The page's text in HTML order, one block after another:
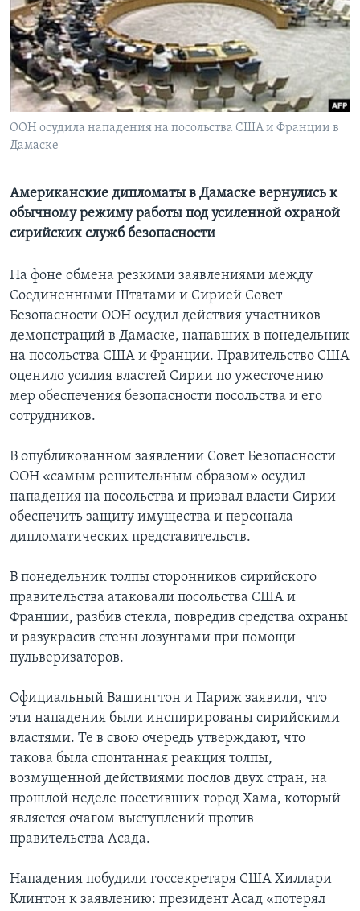
Learning English
СОЦИАЛЬНЫЕ СЕТИ
Языки
ООН осудила нападения на посольства США и Франции в
Дамаске
Американские дипломаты в Дамаске вернулись к
обычному режиму работы под усиленной охраной
сирийских служб безопасности
На фоне обмена резкими заявлениями между
Соединенными Штатами и Сирией Совет
Безопасности ООН осудил действия участников
демонстраций в Дамаске, напавших в понедельник
на посольства США и Франции. Правительство США
оценило усилия властей Сирии по ужесточению
мер обеспечения безопасности посольства и его
сотрудников.
В опубликованном заявлении Совет Безопасности
ООН «самым решительным образом» осудил
нападения на посольства и призвал власти Сирии
обеспечить защиту имущества и персонала
дипломатических представительств.
В понедельник толпы сторонников сирийского
правительства атаковали посольства США и
Франции, разбив стекла, повредив средства охраны
и разукрасив стены лозунгами при помощи
пульверизаторов.
Официальный Вашингтон и Париж заявили, что
эти нападения были инспирированы сирийскими
властями. Те в свою очередь утверждают, что
такова была спонтанная реакция толпы,
возмущенной действиями послов двух стран, на
прошлой неделе посетивших город Хама, который
является очагом выступлений против
правительства Асада.
Нападения побудили госсекретаря США Хиллари
Клинтон к заявлению: президент Асад «потерял